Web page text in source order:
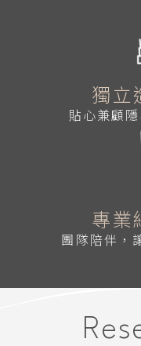
獨立
貼心兼顧
專業
團隊陪伴，